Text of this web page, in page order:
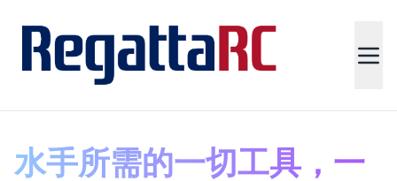
水手所需的一切工具，一